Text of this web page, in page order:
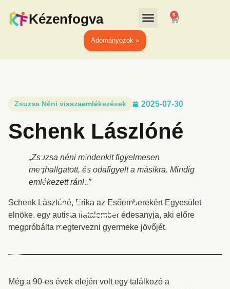
Kézenfogva 0
Adományozok »
Zsuzsa Néni visszaemlékezések 2025-07-30
Schenk Lászlóné
„Zsuzsa néni mindenkit figyelmesen
meghallgatott, és odafigyelt a másikra. Mindig
emlékezett ránk.”
Schenk Lászlóné, Erika az Esőemberekért Egyesület
elnöke, egy autista fiatalember édesanyja, aki előre
megpróbálta megtervezni gyermeke jövőjét.
Még a 90-es évek elején volt egy találkozó a